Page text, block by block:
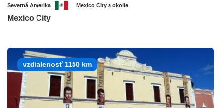
Severná Amerika Mexico City a okolie
Mexico City
vzdialenosť 1150 km